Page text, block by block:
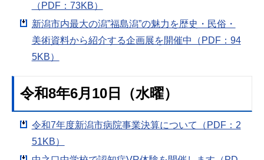
（PDF：73KB）
新潟市内最大の潟”福島潟”の魅力を歴史・民俗・
美術資料から紹介する企画展を開催中（PDF：94
5KB）
令和8年6月10日（水曜）
令和7年度新潟市病院事業決算について（PDF：2
51KB）